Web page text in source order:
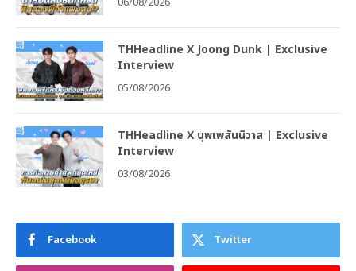
THHeadline X Joong Dunk | Exclusive
Interview
05/08/2026
THHeadline X บุพเพสันนิวาส | Exclusive
Interview
03/08/2026
Facebook Twitter